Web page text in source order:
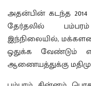
அதன்பின் கடந்த
தேர்தலில்
இந்நிலையில்,
ஒதுக்க வேண்டும்
ஆணையத்துக்கு